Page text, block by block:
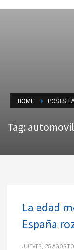
HOME POSTS
Tag:
La edad
España
JUEVES, 25